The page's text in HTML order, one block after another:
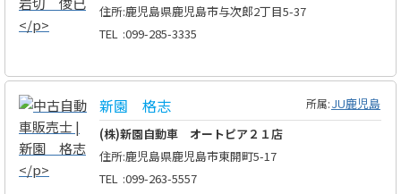
住所:鹿児島県鹿児島市与次郎2丁目5-37
TEL :099-285-3335
新園 格志 所属:JU鹿児島
(株)新園自動車 オートピア２１店
住所:鹿児島県鹿児島市東開町5-17
TEL :099-263-5557